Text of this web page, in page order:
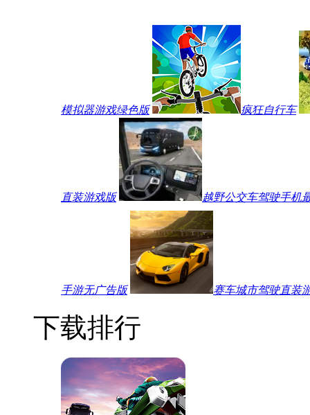
模拟器游戏绿色版 疯狂自行车
直装游戏版 越野公交车驾驶手机
手游无广告版 赛车城市驾驶直装
下载排行